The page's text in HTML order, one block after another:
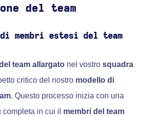
del team
membri estesi del team
team allargato nel vostro squadra
critico del nostro modello di
. Questo processo inizia con una
in cui il membri del team